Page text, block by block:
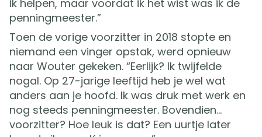
ik helpen, maar voordat ik het wist was ik de
penningmeester.”
Toen de vorige voorzitter in 2018 stopte en
niemand een vinger opstak, werd opnieuw
naar Wouter gekeken. “Eerlijk? Ik twijfelde
nogal. Op 27-jarige leeftijd heb je wel wat
anders aan je hoofd. Ik was druk met werk en
nog steeds penningmeester. Bovendien…
voorzitter? Hoe leuk is dat? Een uurtje later